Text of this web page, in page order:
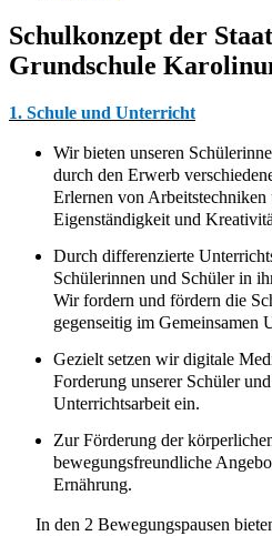
Schulkonzept der
Grundschule
1. Schule und Unterricht
Wir bieten unseren
durch den Erwerb
Erlernen von
Eigenständigkeit und
Durch differenzierte
Schülerinnen und Schüler in
Wir fordern und fördern die
gegenseitig im Gemeinsamen
Gezielt setzen wir digitale
Forderung unserer Schüler
Unterrichtsarbeit ein.
Zur Förderung der
bewegungsfreundliche
Ernährung.
In den 2 Bewegungspausen